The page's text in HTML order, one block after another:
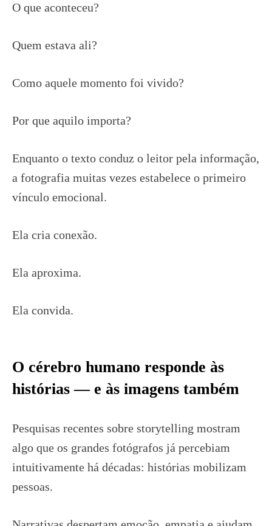
O que aconteceu?
Quem estava ali?
Como aquele momento foi vivido?
Por que aquilo importa?
Enquanto o texto conduz o leitor pela informação,
a fotografia muitas vezes estabelece o primeiro
vínculo emocional.
Ela cria conexão.
Ela aproxima.
Ela convida.
O cérebro humano responde às
histórias — e às imagens também
Pesquisas recentes sobre storytelling mostram
algo que os grandes fotógrafos já percebiam
intuitivamente há décadas: histórias mobilizam
pessoas.